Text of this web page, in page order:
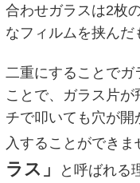
合わせガラスは2枚
なフィルムを挟んだ
二重にすることでガ
ことで、ガラス片
チで叩いても穴が
入することができ
ラス」
と呼ばれる